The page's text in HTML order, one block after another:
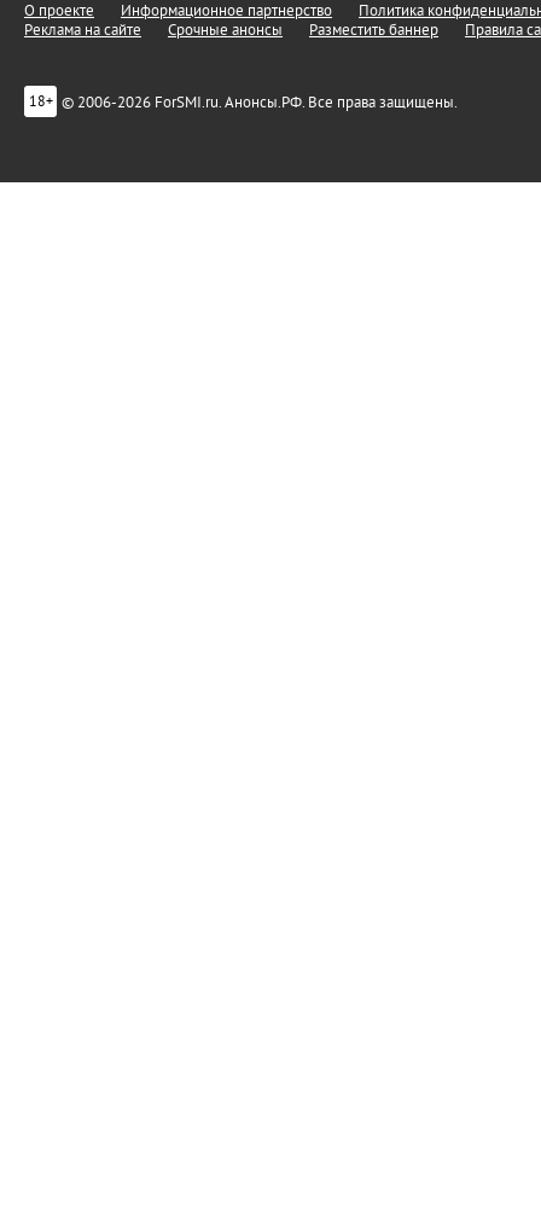
О проекте Информационное партнерство
Политика
Реклама на сайте
Срочные анонсы Разместить баннер Правила
18+ © 2006-2026 ForSMI.ru. Анонсы.РФ. Все права защищены.